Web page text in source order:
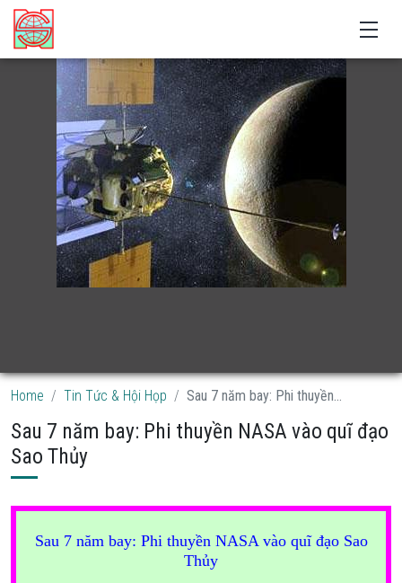
Home Tin Tức & Hội Họp Sau 7 năm bay: Phi thuyền...
Sau 7 năm bay: Phi thuyền NASA vào quĩ đạo
Sao Thủy
Sau 7 năm bay: Phi thuyền NASA vào quĩ đạo Sao
Thủy